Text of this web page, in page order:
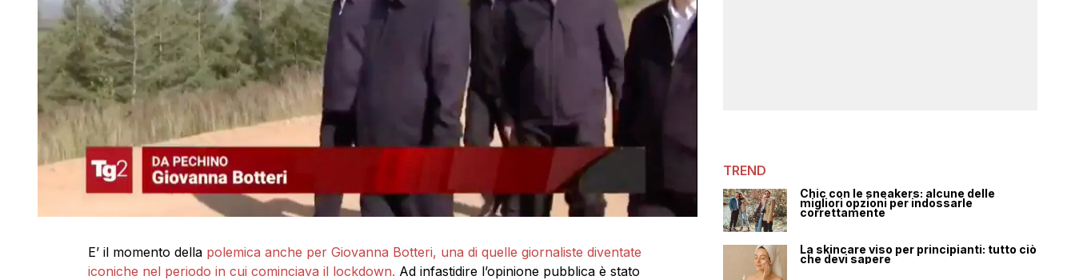
E’ il momento della polemica anche per Giovanna Botteri, una di quelle giornaliste diventate
iconiche nel periodo in cui cominciava il lockdown. Ad infastidire l’opinione pubblica è stato
TREND
Chic con le sneakers: alcune delle
migliori opzioni per indossarle
correttamente
La skincare viso per principianti: tutto ciò
che devi sapere